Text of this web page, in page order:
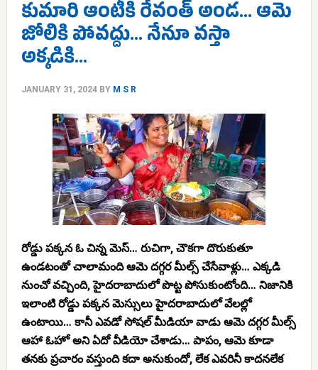
కుమారి ఆంటీకి రేవంత్ అండ… ఆమె
జోలికి పోవద్దు… నేనూ వస్తా
అక్కడికి…
JANUARY 31, 2024BY M S R
రోడ్డు పక్కన ఓ చిన్న మెస్… రుచిగా, చౌకగా దొరుకుతూ
ఉండటంతో చాలామంది ఆమె దగ్గర మీల్స్ చేసేవాళ్లు… ఎక్కడి
నుంచో వచ్చింది, హైదరాబాదులో పొట్ట పోసుకుంటోంది… నిజానికి
ఇలాంటి రోడ్డు పక్కన మెస్సులు హైదరాబాదులో వేలల్లో
ఉంటాయి… కానీ ఎవడో సోషల్ మీడియా వాడు ఆమె దగ్గర మీల్స్
ఆహా ఓహో అని ఏదో వీడియో చేశాడు… పాపం, ఆమె కూడా
తనకు ప్రచారం వస్తుంది కదా అనుకుందో, లేక ఎవరినీ కాదనలేక